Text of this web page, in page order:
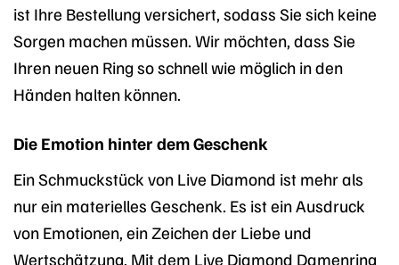
ist Ihre Bestellung versichert, sodass Sie sich keine
Sorgen machen müssen. Wir möchten, dass Sie
Ihren neuen Ring so schnell wie möglich in den
Händen halten können.
Die Emotion hinter dem Geschenk
Ein Schmuckstück von Live Diamond ist mehr als
nur ein materielles Geschenk. Es ist ein Ausdruck
von Emotionen, ein Zeichen der Liebe und
Wertschätzung. Mit dem Live Diamond Damenring